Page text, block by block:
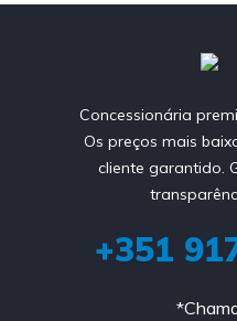
Concessionária
Os preços mais
cliente garantido.
+351